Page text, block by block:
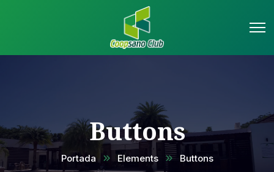
Buttons
Portada Elements Buttons